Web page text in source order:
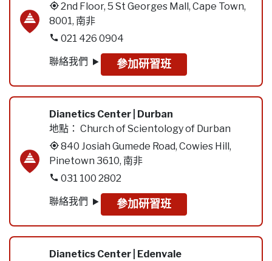
2nd Floor, 5 St Georges Mall, Cape Town,
8001, 南非
021 426 0904
聯絡我們
參加研習班
Dianetics Center | Durban
地點： Church of Scientology of Durban
840 Josiah Gumede Road, Cowies Hill,
Pinetown 3610, 南非
031 100 2802
聯絡我們
參加研習班
Dianetics Center | Edenvale